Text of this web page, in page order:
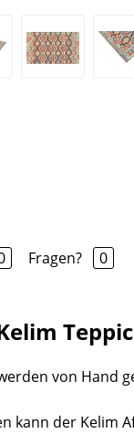
Fragen? 0
von Hand
kann der Kelim